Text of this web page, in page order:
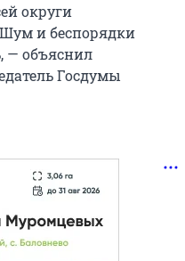
округи
и беспорядки
— объяснил
Госдумы